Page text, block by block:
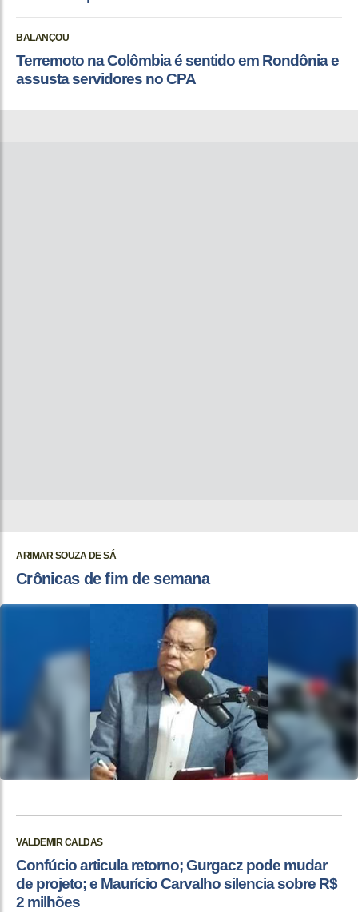
BALANÇOU
Terremoto na Colômbia é sentido em Rondônia e
assusta servidores no CPA
ARIMAR SOUZA DE SÁ
Crônicas de fim de semana
VALDEMIR CALDAS
Confúcio articula retorno; Gurgacz pode mudar
de projeto; e Maurício Carvalho silencia sobre R$
2 milhões